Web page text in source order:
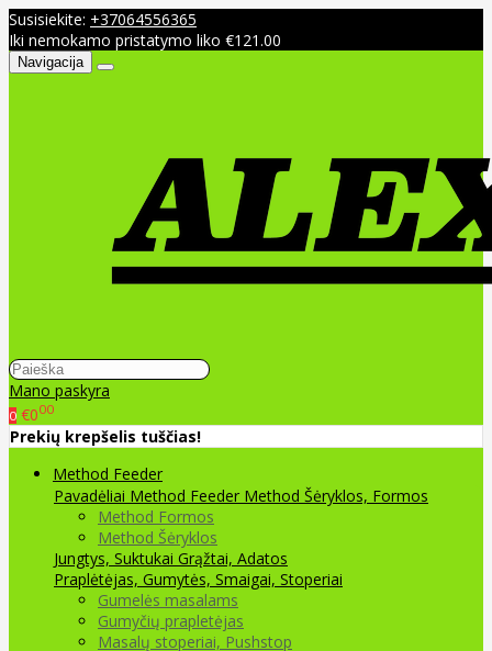
Susisiekite: +37064556365
Iki nemokamo pristatymo liko €121.00
Navigacija
Mano paskyra
0 €000
Prekių krepšelis tuščias!
Method Feeder
Pavadėliai Method Feeder Method Šėryklos, Formos
Method Formos
Method Šėryklos
Jungtys, Suktukai Grąžtai, Adatos
Praplėtėjas, Gumytės, Smaigai, Stoperiai
Gumelės masalams
Gumyčių prapletėjas
Masalų stoperiai, Pushstop